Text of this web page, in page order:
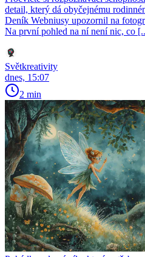
detail, který dá obyčejnému
Deník Webniusy upozornil na
Na první pohled na ní není nic, co
Světkreativity
dnes, 15:07
2 min